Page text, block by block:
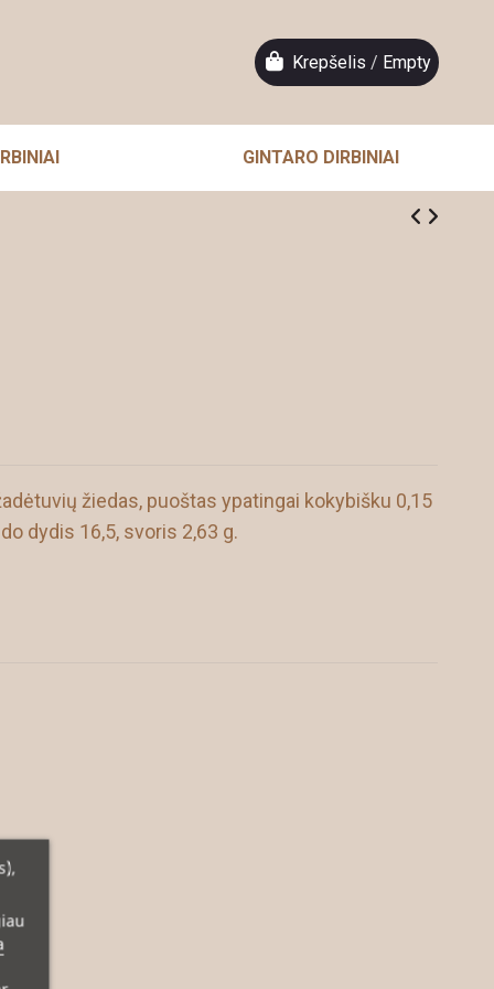
Krepšelis / Empty
GINTARO DIRBINIAI
žiedas, puoštas ypatingai kokybišku 0,15
dydis 16,5, svoris 2,63 g.